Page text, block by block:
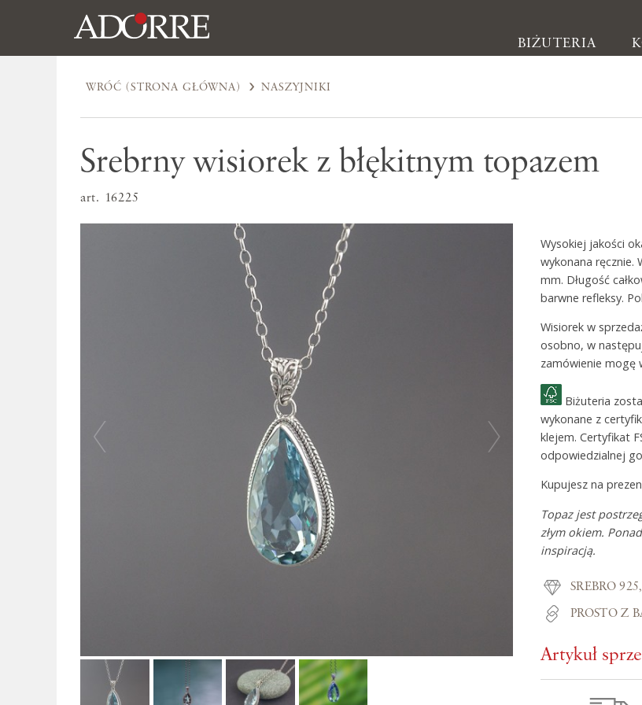
BIŻUTERIA
Kolczyki
Pierścionki
Broszki
Inne
Z
O Adorre
Jak to się
Wyspa pełna
WRÓĆ (STRONA GŁÓWNA) NASZYJNIKI
Srebrny wisiorek z błękitnym topazem
art. 16225
Wysokiej jakości
wykonana ręcznie.
mm. Długość
barwne refleksy.
Wisiorek w
osobno, w
zamówienie mogę
Biżuteria
wykonane z
klejem. Certyfikat
odpowiedzialnej
Kupujesz na
Topaz jest
złym okiem.
inspiracją.
SREBRO 925
PROSTO Z
Artykuł